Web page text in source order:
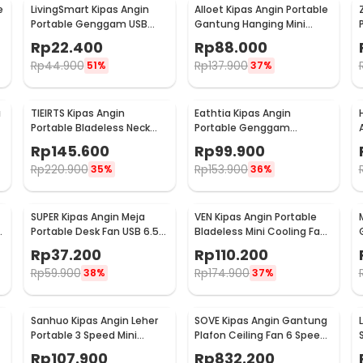
LivingSmart Kipas Angin
Portable Genggam USB
SS-2
Rp22.400
Rp44.900 51%
Alloet Kipas Angin Portable
Gantung Hanging Mini
Cooling Fan 1800mAh -
DQ203
Rp88.000
Rp137.90037%
TIEIRTS Kipas Angin
Portable Bladeless Neck
Mini Cooling Fan 5000mAh
- H12
Rp145.600
Rp220.900 35%
Eathtia Kipas Angin
Portable Genggam
2200mAh - WX-622
Rp99.900
Rp153.90036%
SUPER Kipas Angin Meja
Portable Desk Fan USB 6.5
Inch 4.5W - A8
Rp37.200
Rp59.900 38%
VEN Kipas Angin Portable
Bladeless Mini Cooling Fan
Rp110.200
Rp174.90037%
Sanhuo Kipas Angin Leher
Portable 3 Speed Mini
Rp107.900
SOVE Kipas Angin Gantung
Plafon Ceiling Fan 6 Speed
LED 52 Inch - FS2008
Rp832.200